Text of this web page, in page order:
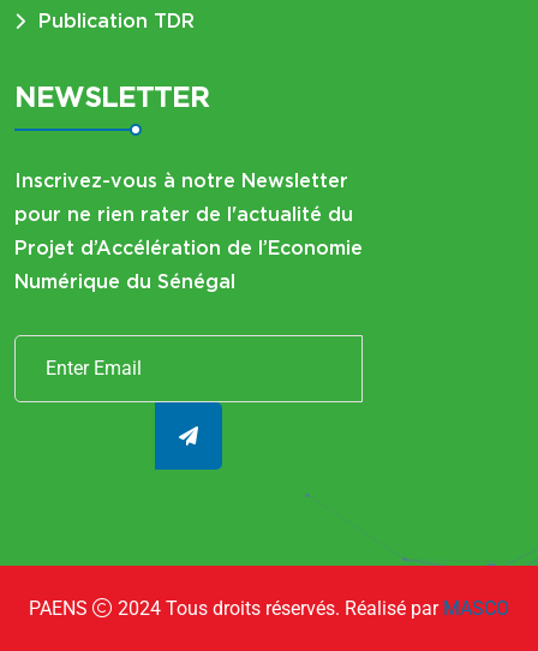
Publication TDR
NEWSLETTER
Inscrivez-vous à notre Newsletter
pour ne rien rater de l'actualité du
Projet d’Accélération de l’Economie
Numérique du Sénégal
PAENS 2024 Tous droits réservés. Réalisé par MASCO